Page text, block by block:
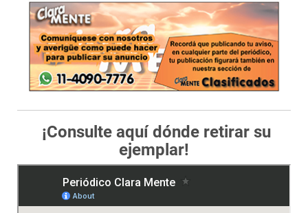
¡Consulte aquí dónde retirar su
ejemplar!